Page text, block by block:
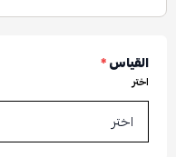
القياس*
اختر